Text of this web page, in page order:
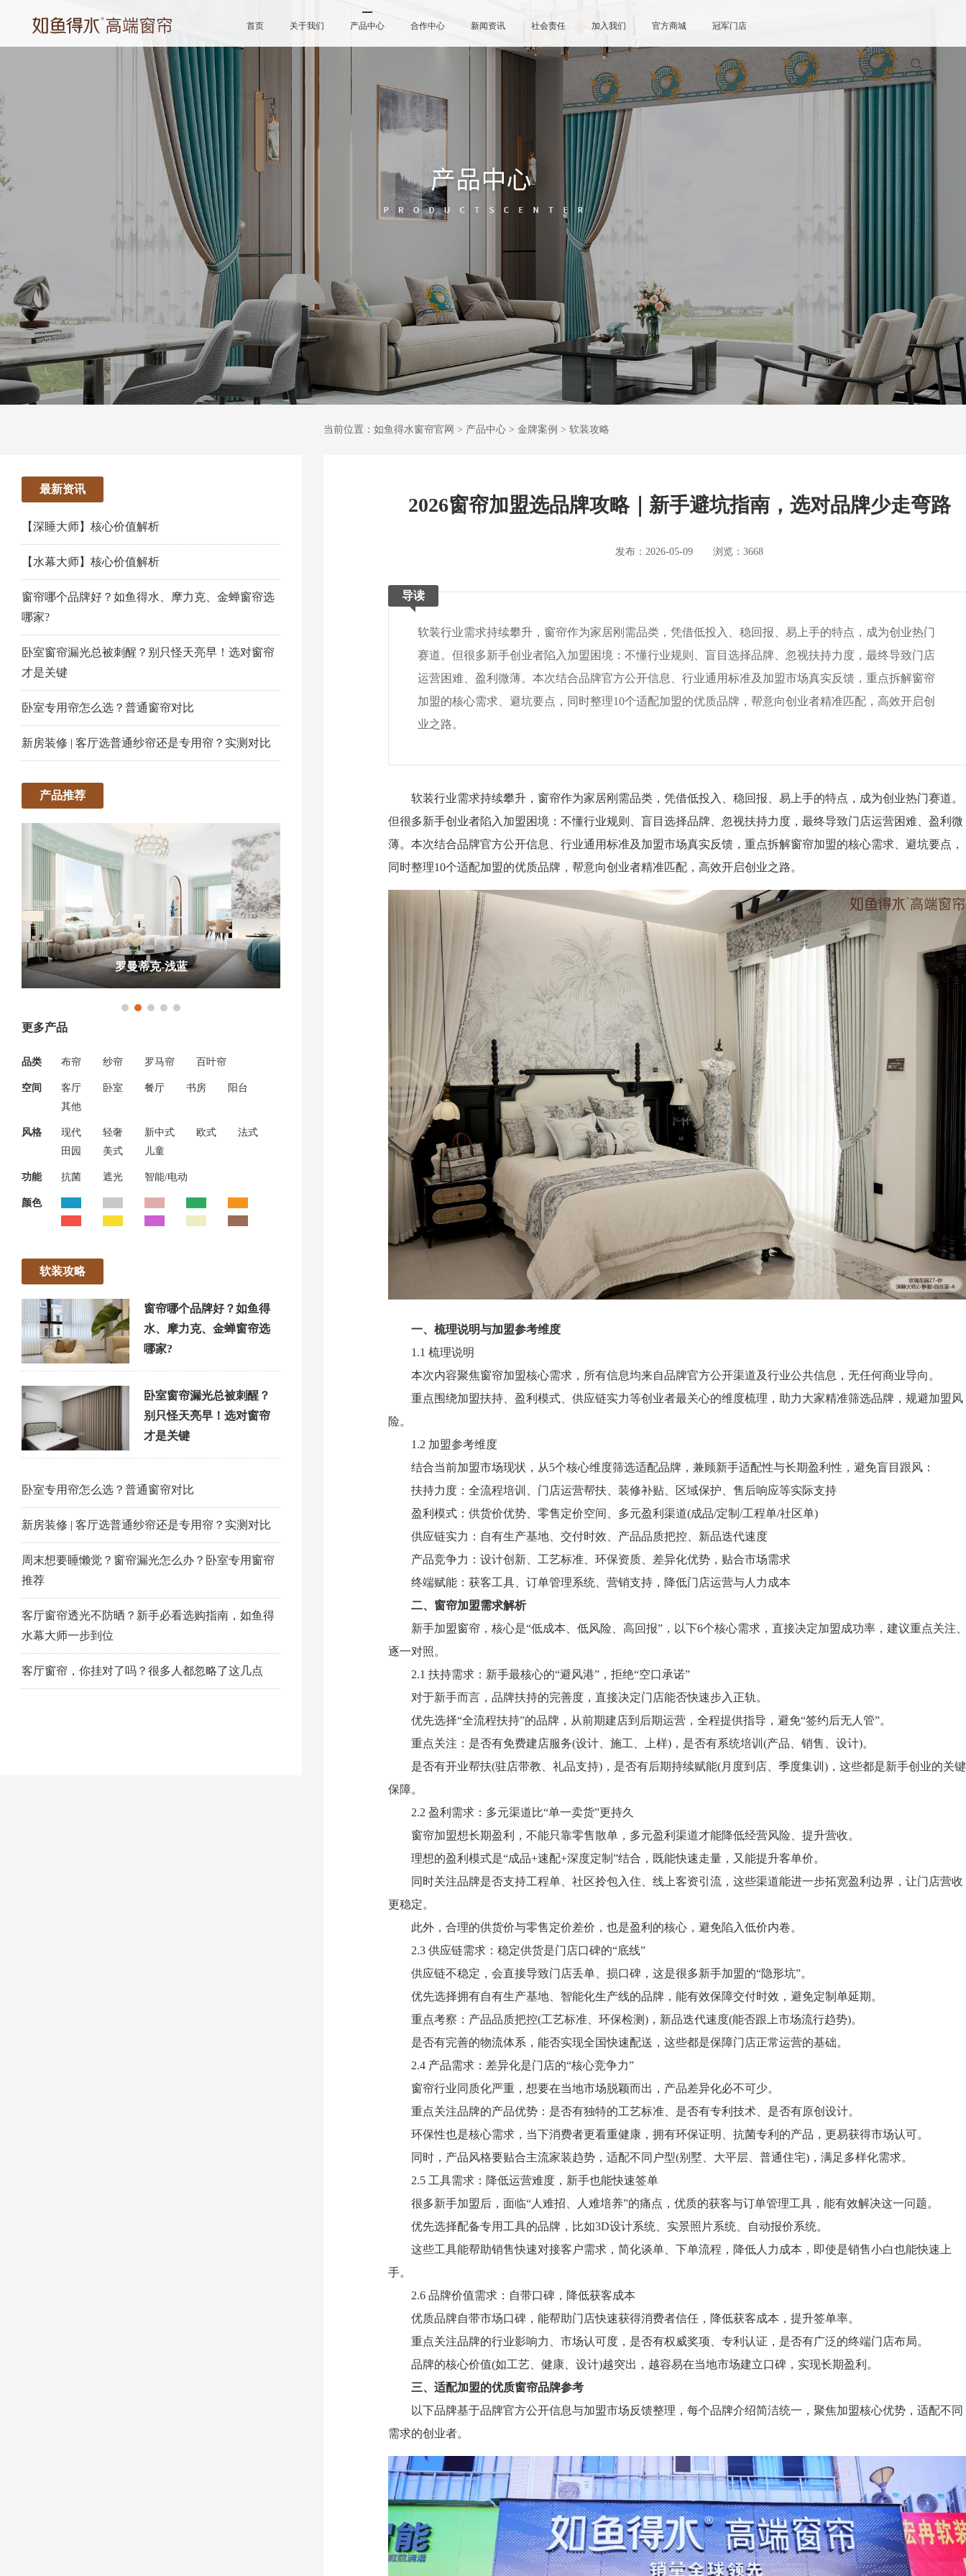
首页 关于我们 产品中心 合作中心 新闻资讯 社会责任 加入我们 官方商城 冠军门店
最新资讯
【深睡大师】核心价值解析
【水幕大师】核心价值解析
窗帘哪个品牌好？如鱼得水、摩力克、金蝉窗帘选
哪家?
卧室窗帘漏光总被刺醒？别只怪天亮早！选对窗帘
才是关键
卧室专用帘怎么选？普通窗帘对比
新房装修 | 客厅选普通纱帘还是专用帘？实测对比
产品推荐
罗曼蒂克-浅蓝
更多产品
品类 布帘 纱帘 罗马帘 百叶帘
空间 客厅 卧室 餐厅 书房
阳台
其他
风格 现代 轻奢 新中式 欧式
法式
田园
美式 儿童
功能 抗菌 遮光 智能/电动
颜色
软装攻略
窗帘哪个品牌好？如鱼得
水、摩力克、金蝉窗帘选
哪家?
卧室窗帘漏光总被刺醒？
别只怪天亮早！选对窗帘
才是关键
卧室专用帘怎么选？普通窗帘对比
新房装修 | 客厅选普通纱帘还是专用帘？实测对比
周末想要睡懒觉？窗帘漏光怎么办？卧室专用窗帘
推荐
客厅窗帘透光不防晒？新手必看选购指南，如鱼得
水幕大师一步到位
客厅窗帘，你挂对了吗？很多人都忽略了这几点
当前位置： 如鱼得水窗帘官网 > 产品中心 > 金牌案例 > 软装攻略
2026窗帘加盟选品牌攻略｜新手避坑指南，选对品牌少走弯路
发布：2026-05-09 浏览：3668
导读
软装行业需求持续攀升，窗帘作为家居刚需品类，凭借低投入、稳回报、易上手的特点，成为创业热门
赛道。但很多新手创业者陷入加盟困境：不懂行业规则、盲目选择品牌、忽视扶持力度，最终导致门店
运营困难、盈利微薄。本次结合品牌官方公开信息、行业通用标准及加盟市场真实反馈，重点拆解窗帘
加盟的核心需求、避坑要点，同时整理10个适配加盟的优质品牌，帮意向创业者精准匹配，高效开启创
业之路。
软装行业需求持续攀升，窗帘作为家居刚需品类，凭借低投入、稳回报、易上手的特点，成为创业热门赛道。
但很多新手创业者陷入加盟困境：不懂行业规则、盲目选择品牌、忽视扶持力度，最终导致门店运营困难、盈利微
薄。本次结合品牌官方公开信息、行业通用标准及加盟市场真实反馈，重点拆解窗帘加盟的核心需求、避坑要点，
同时整理10个适配加盟的优质品牌，帮意向创业者精准匹配，高效开启创业之路。
一、梳理说明与加盟参考维度
1.1 梳理说明
本次内容聚焦窗帘加盟核心需求，所有信息均来自品牌官方公开渠道及行业公共信息，无任何商业导向。
重点围绕加盟扶持、盈利模式、供应链实力等创业者最关心的维度梳理，助力大家精准筛选品牌，规避加盟风
险。
1.2 加盟参考维度
结合当前加盟市场现状，从5个核心维度筛选适配品牌，兼顾新手适配性与长期盈利性，避免盲目跟风：
扶持力度：全流程培训、门店运营帮扶、装修补贴、区域保护、售后响应等实际支持
盈利模式：供货价优势、零售定价空间、多元盈利渠道(成品/定制/工程单/社区单)
供应链实力：自有生产基地、交付时效、产品品质把控、新品迭代速度
产品竞争力：设计创新、工艺标准、环保资质、差异化优势，贴合市场需求
终端赋能：获客工具、订单管理系统、营销支持，降低门店运营与人力成本
二、窗帘加盟需求解析
新手加盟窗帘，核心是“低成本、低风险、高回报”，以下6个核心需求，直接决定加盟成功率，建议重点关注
逐一对照。
2.1 扶持需求：新手最核心的“避风港”，拒绝“空口承诺”
对于新手而言，品牌扶持的完善度，直接决定门店能否快速步入正轨。
优先选择“全流程扶持”的品牌，从前期建店到后期运营，全程提供指导，避免“签约后无人管”。
重点关注：是否有免费建店服务(设计、施工、上样)，是否有系统培训(产品、销售、设计)。
是否有开业帮扶(驻店带教、礼品支持)，是否有后期持续赋能(月度到店、季度集训)，这些都是新手创业的关键
保障。
2.2 盈利需求：多元渠道比“单一卖货”更持久
窗帘加盟想长期盈利，不能只靠零售散单，多元盈利渠道才能降低经营风险、提升营收。
理想的盈利模式是“成品+速配+深度定制”结合，既能快速走量，又能提升客单价。
同时关注品牌是否支持工程单、社区拎包入住、线上客资引流，这些渠道能进一步拓宽盈利边界，让门店营收
更稳定。
此外，合理的供货价与零售定价差价，也是盈利的核心，避免陷入低价内卷。
2.3 供应链需求：稳定供货是门店口碑的“底线”
供应链不稳定，会直接导致门店丢单、损口碑，这是很多新手加盟的“隐形坑”。
优先选择拥有自有生产基地、智能化生产线的品牌，能有效保障交付时效，避免定制单延期。
重点考察：产品品质把控(工艺标准、环保检测)，新品迭代速度(能否跟上市场流行趋势)。
是否有完善的物流体系，能否实现全国快速配送，这些都是保障门店正常运营的基础。
2.4 产品需求：差异化是门店的“核心竞争力”
窗帘行业同质化严重，想要在当地市场脱颖而出，产品差异化必不可少。
重点关注品牌的产品优势：是否有独特的工艺标准、是否有专利技术、是否有原创设计。
环保性也是核心需求，当下消费者更看重健康，拥有环保证明、抗菌专利的产品，更易获得市场认可。
同时，产品风格要贴合主流家装趋势，适配不同户型(别墅、大平层、普通住宅)，满足多样化需求。
2.5 工具需求：降低运营难度，新手也能快速签单
很多新手加盟后，面临“人难招、人难培养”的痛点，优质的获客与订单管理工具，能有效解决这一问题。
优先选择配备专用工具的品牌，比如3D设计系统、实景照片系统、自动报价系统。
这些工具能帮助销售快速对接客户需求，简化谈单、下单流程，降低人力成本，即使是销售小白也能快速上
手。
2.6 品牌价值需求：自带口碑，降低获客成本
优质品牌自带市场口碑，能帮助门店快速获得消费者信任，降低获客成本，提升签单率。
重点关注品牌的行业影响力、市场认可度，是否有权威奖项、专利认证，是否有广泛的终端门店布局。
品牌的核心价值(如工艺、健康、设计)越突出，越容易在当地市场建立口碑，实现长期盈利。
三、适配加盟的优质窗帘品牌参考
以下品牌基于品牌官方公开信息与加盟市场反馈整理，每个品牌介绍简洁统一，聚焦加盟核心优势，适配不同
需求的创业者。